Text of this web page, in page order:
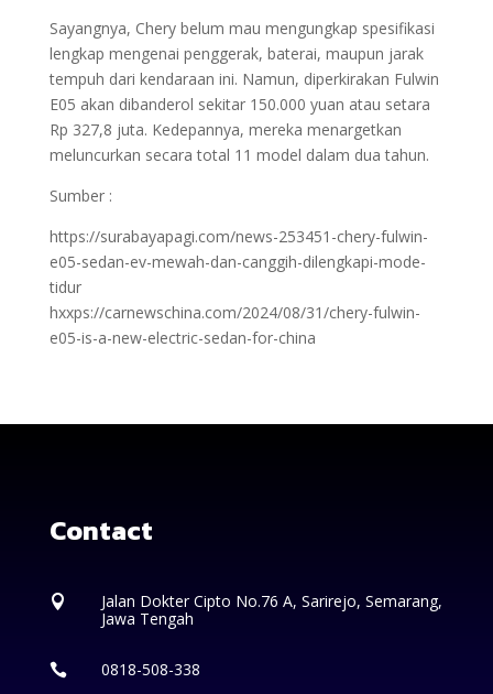
Sayangnya, Chery belum mau mengungkap spesifikasi
lengkap mengenai penggerak, baterai, maupun jarak
tempuh dari kendaraan ini. Namun, diperkirakan Fulwin
E05 akan dibanderol sekitar 150.000 yuan atau setara
Rp 327,8 juta. Kedepannya, mereka menargetkan
meluncurkan secara total 11 model dalam dua tahun.
Sumber :
https://surabayapagi.com/news-253451-chery-fulwin-
e05-sedan-ev-mewah-dan-canggih-dilengkapi-mode-
tidur
hxxps://carnewschina.com/2024/08/31/chery-fulwin-
e05-is-a-new-electric-sedan-for-china
Contact

Jalan Dokter Cipto No.76 A, Sarirejo, Semarang,
Jawa Tengah
 0818-508-338